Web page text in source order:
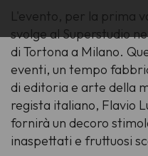
L'evento, per la prima
svolge al Superstudio
di Tortona a Milano.
eventi, un tempo
di editoria e arte della
regista italiano, Flavio
fornirà un decoro
inaspettati e fruttuosi